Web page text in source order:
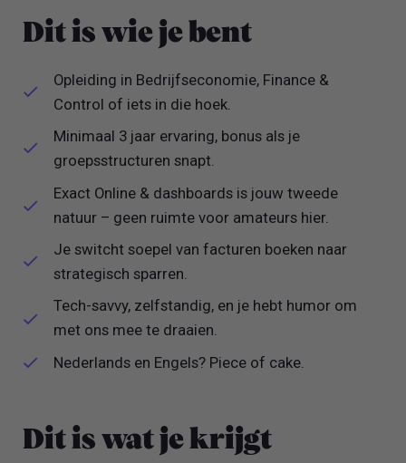
Dit is wie je bent
Opleiding in Bedrijfseconomie, Finance &
Control of iets in die hoek.
Minimaal 3 jaar ervaring, bonus als je
groepsstructuren snapt.
Exact Online & dashboards is jouw tweede
natuur – geen ruimte voor amateurs hier.
Je switcht soepel van facturen boeken naar
strategisch sparren.
Tech-savvy, zelfstandig, en je hebt humor om
met ons mee te draaien.
Nederlands en Engels? Piece of cake.
Dit is wat je krijgt